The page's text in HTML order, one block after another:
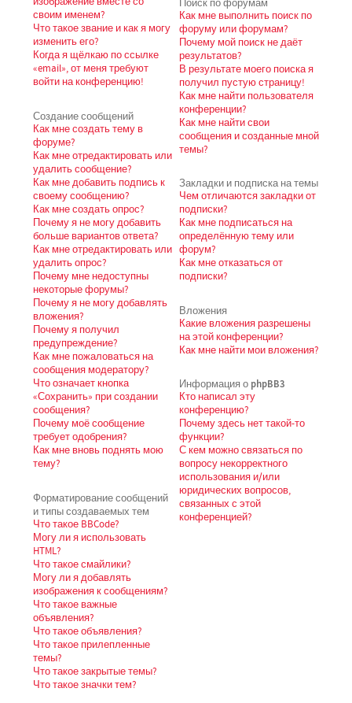
своим именем?
Что такое звание и как я могу
изменить его?
Когда я щёлкаю по ссылке
«email», от меня требуют
войти на конференцию!
Создание сообщений
Как мне создать тему в
форуме?
Как мне отредактировать или
удалить сообщение?
Как мне добавить подпись к
своему сообщению?
Как мне создать опрос?
Почему я не могу добавить
больше вариантов ответа?
Как мне отредактировать или
удалить опрос?
Почему мне недоступны
некоторые форумы?
Почему я не могу добавлять
вложения?
Почему я получил
предупреждение?
Как мне пожаловаться на
сообщения модератору?
Что означает кнопка
«Сохранить» при создании
сообщения?
Почему моё сообщение
требует одобрения?
Как мне вновь поднять мою
тему?
Форматирование сообщений
и типы создаваемых тем
Что такое BBCode?
Могу ли я использовать
HTML?
Что такое смайлики?
Могу ли я добавлять
изображения к сообщениям?
Что такое важные
объявления?
Что такое объявления?
Что такое прилепленные
темы?
Что такое закрытые темы?
Что такое значки тем?
Как мне выполнить поиск по
форуму или форумам?
Почему мой поиск не даёт
результатов?
В результате моего поиска я
получил пустую страницу!
Как мне найти пользователя
конференции?
Как мне найти свои
сообщения и созданные мной
темы?
Закладки и подписка на темы
Чем отличаются закладки от
подписки?
Как мне подписаться на
определённую тему или
форум?
Как мне отказаться от
подписки?
Вложения
Какие вложения разрешены
на этой конференции?
Как мне найти мои вложения?
Информация о phpBB3
Кто написал эту
конференцию?
Почему здесь нет такой-то
функции?
С кем можно связаться по
вопросу некорректного
использования и/или
юридических вопросов,
связанных с этой
конференцией?